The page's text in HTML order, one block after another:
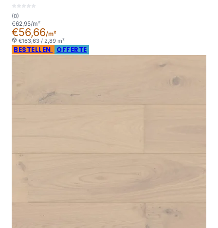
(0)
€62,95/m²
€56,66/m²
€163,63 / 2,89 m²
BESTELLEN OFFERTE